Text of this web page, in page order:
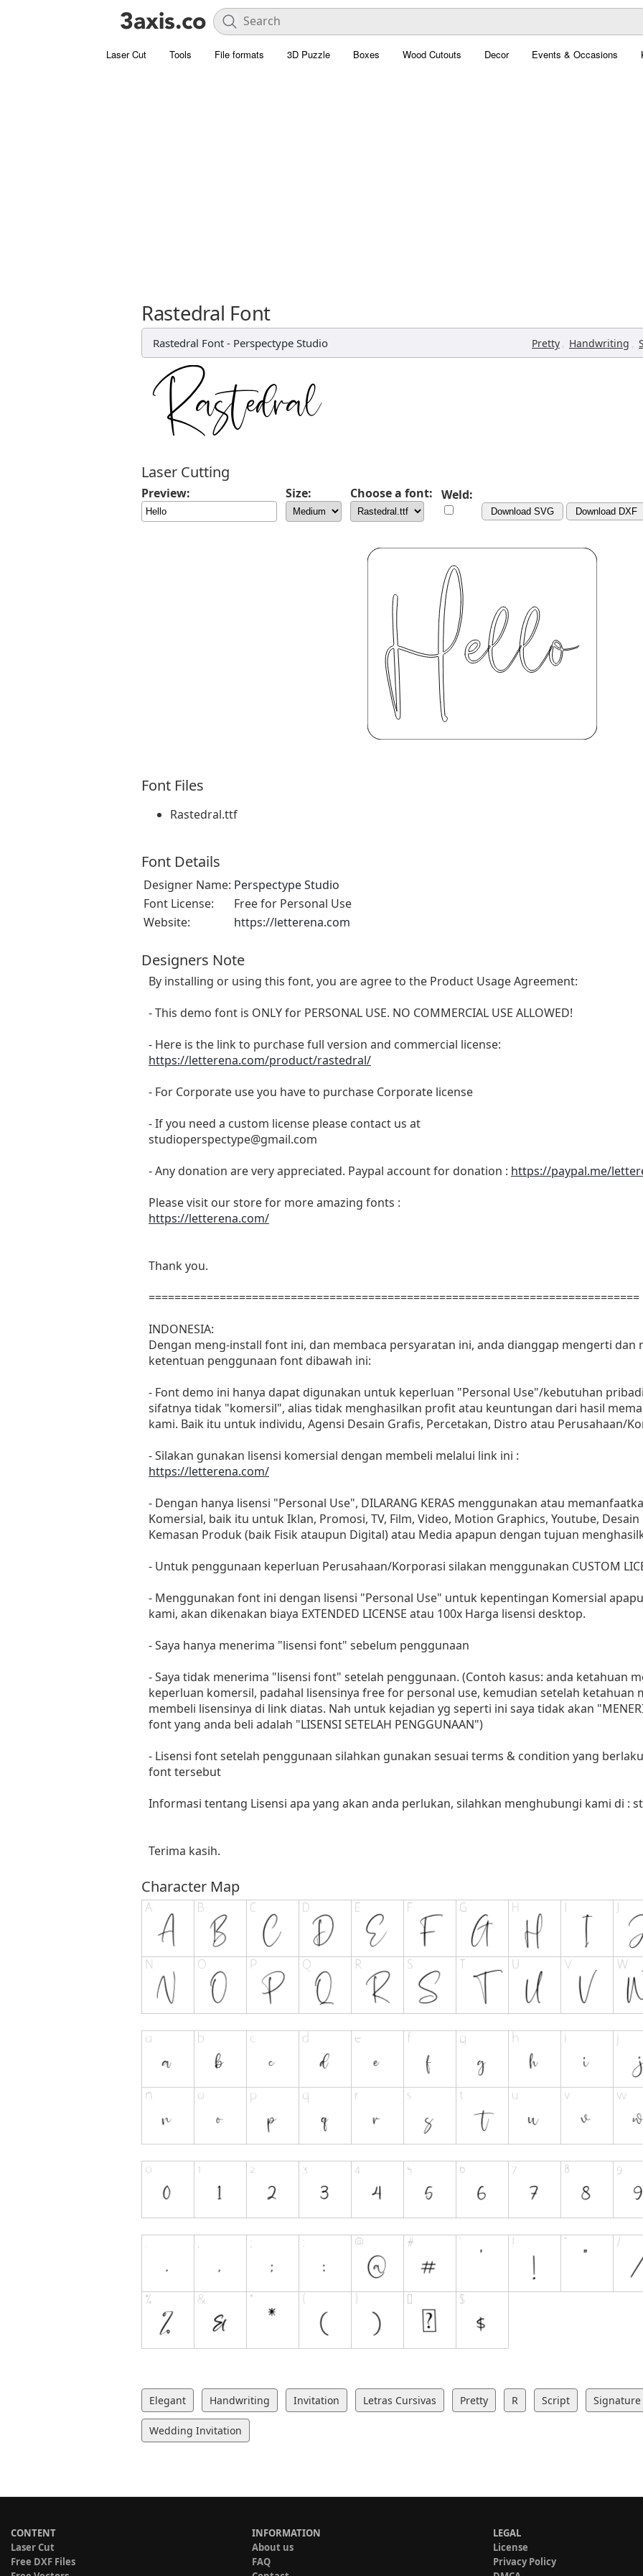
Laser Cut Tools File formats 3D Puzzle Boxes Wood Cutouts Decor Events & Occasions
Rastedral Font
Rastedral Font - Perspectype Studio Pretty , Handwriting ,
Laser Cutting
Preview: Size: Choose a font: Weld:
Download SVG Download DXF
Font Files
Rastedral.ttf
Font Details
Designer Name: Perspectype Studio
Font License:
Free for Personal Use
Website:
https://letterena.com
Designers Note
By installing or using this font, you are agree to the Product Usage Agreement:
- This demo font is ONLY for PERSONAL USE. NO COMMERCIAL USE ALLOWED!
- Here is the link to purchase full version and commercial license:
https://letterena.com/product/rastedral/
- For Corporate use you have to purchase Corporate license
- If you need a custom license please contact us at
studioperspectype@gmail.com
- Any donation are very appreciated. Paypal account for donation : https://paypal.me/
Please visit our store for more amazing fonts :
https://letterena.com/
Thank you.
============================================================================
INDONESIA:
Dengan meng-install font ini, dan membaca persyaratan ini, anda dianggap mengerti dan
ketentuan penggunaan font dibawah ini:
- Font demo ini hanya dapat digunakan untuk keperluan "Personal Use"/kebutuhan
sifatnya tidak "komersil", alias tidak menghasilkan profit atau keuntungan dari hasil
kami. Baik itu untuk individu, Agensi Desain Grafis, Percetakan, Distro atau Perusahaan/
- Silakan gunakan lisensi komersial dengan membeli melalui link ini :
https://letterena.com/
- Dengan hanya lisensi "Personal Use", DILARANG KERAS menggunakan atau
Komersial, baik itu untuk Iklan, Promosi, TV, Film, Video, Motion Graphics, Youtube,
Kemasan Produk (baik Fisik ataupun Digital) atau Media apapun dengan tujuan
- Untuk penggunaan keperluan Perusahaan/Korporasi silakan menggunakan CUSTOM
- Menggunakan font ini dengan lisensi "Personal Use" untuk kepentingan Komersial
kami, akan dikenakan biaya EXTENDED LICENSE atau 100x Harga lisensi desktop.
- Saya hanya menerima "lisensi font" sebelum penggunaan
- Saya tidak menerima "lisensi font" setelah penggunaan. (Contoh kasus: anda ketahuan
keperluan komersil, padahal lisensinya free for personal use, kemudian setelah ketahuan
membeli lisensinya di link diatas. Nah untuk kejadian yg seperti ini saya tidak akan
font yang anda beli adalah "LISENSI SETELAH PENGGUNAAN")
- Lisensi font setelah penggunaan silahkan gunakan sesuai terms & condition yang
font tersebut
Informasi tentang Lisensi apa yang akan anda perlukan, silahkan menghubungi kami di :
Terima kasih.
Character Map
Elegant Handwriting Invitation Letras Cursivas Pretty R Script Signature
Wedding Invitation
CONTENT
Laser Cut
Free DXF Files
INFORMATION
About us
FAQ
LEGAL
License
Privacy Policy